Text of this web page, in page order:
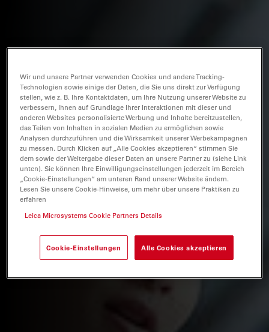
Wir und unsere Partner verwenden Cookies und andere Tracking-
Technologien sowie einige der Daten, die Sie uns direkt zur Verfügung
stellen, wie z. B. Ihre Kontaktdaten, um Ihre Nutzung unserer Website zu
verbessern, Ihnen auf Grundlage Ihrer Interaktionen mit dieser und
anderen Websites personalisierte Werbung und Inhalte bereitzustellen,
das Teilen von Inhalten in sozialen Medien zu ermöglichen sowie
Analysen durchzuführen und die Wirksamkeit unserer Werbekampagnen
zu messen. Durch Klicken auf „Alle Cookies akzeptieren“ stimmen Sie
dem sowie der Weitergabe dieser Daten an unsere Partner zu (siehe Link
unten). Sie können Ihre Einwilligungseinstellungen jederzeit im Bereich
„Cookie-Einstellungen“ am unteren Rand unserer Website ändern.
Lesen Sie unsere Cookie-Hinweise, um mehr über unsere Praktiken zu
erfahren
Leica Microsystems Cookie Partners Details
Cookie-Einstellungen Alle Cookies akzeptieren